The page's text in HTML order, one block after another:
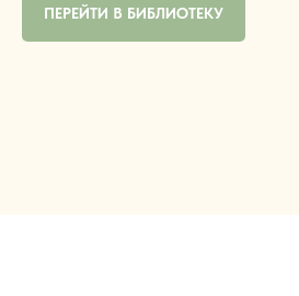
ПЕРЕЙТИ В БИБЛИОТЕКУ